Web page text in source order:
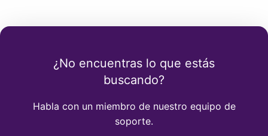
¿No encuentras lo que estás
buscando?
Habla con un miembro de nuestro equipo de
soporte.